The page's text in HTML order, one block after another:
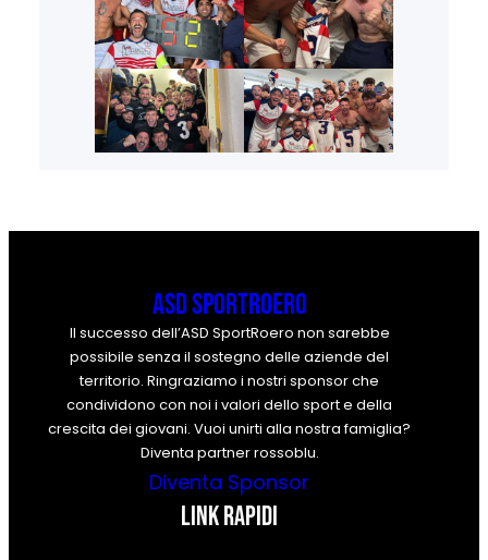
ASD SportRoero
Il successo dell’ASD SportRoero non sarebbe
possibile senza il sostegno delle aziende del
territorio. Ringraziamo i nostri sponsor che
condividono con noi i valori dello sport e della
crescita dei giovani. Vuoi unirti alla nostra famiglia?
Diventa partner rossoblu.
Diventa Sponsor
Link rapidi